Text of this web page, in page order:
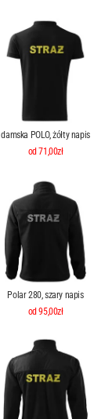
damska POLO, żółty napis
od 71,00zł
Polar 280, szary napis
od 95,00zł